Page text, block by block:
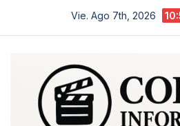
Vie. Ago 7th, 2026